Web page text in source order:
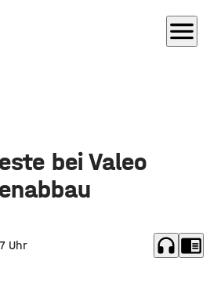
menu
bei Valeo
Uhr headphones chrome_reader_mode